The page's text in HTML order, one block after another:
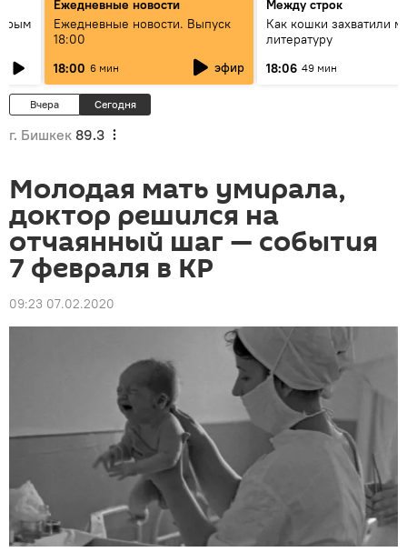
Ежедневные новости
Ежедневные новости. Выпуск
18:00
18:00 6 мин эфир
Между строк
Как кошки захватили
литературу
18:06 49 мин
Вчера Сегодня
г. Бишкек 89.3
Молодая мать умирала,
доктор решился на
отчаянный шаг — события
7 февраля в КР
09:23 07.02.2020